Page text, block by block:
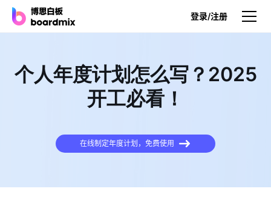
登录/注册
产品
博思白板
博思白板SDK
个人年度计划怎么写？2025
开工必看！
在线制定年度计划，免费使用